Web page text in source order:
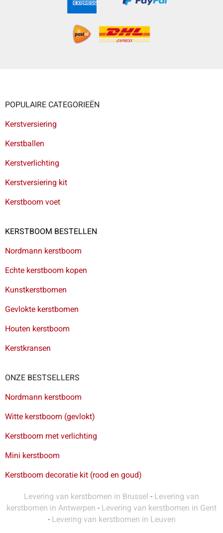
POPULAIRE CATEGORIEËN
Kerstversiering
Kerstballen
Kerstverlichting
Kerstversiering kit
Kerstboom voet
KERSTBOOM BESTELLEN
Nordmann kerstboom
Echte kerstboom kopen
Kunstkerstbomen
Gevlokte kerstbomen
Houten kerstboom
Kerstkransen
ONZE BESTSELLERS
Nordmann kerstboom
Witte kerstboom (gevlokt)
Kerstboom met verlichting
Mini kerstboom
Kerstboom decoratie kit (rood en goud)
Levering van kerstbomen in Brussel - Levering van
kerstbomen in Antwerpen - Levering van kerstbomen in Gent
- Levering van kerstbomen in Leuven